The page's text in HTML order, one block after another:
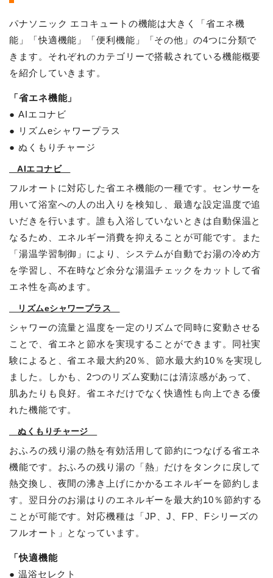
パナソニック エコキュートの機能は大きく「省エネ機
能」「快適機能」「便利機能」「その他」の4つに分類で
きます。それぞれのカテゴリーで搭載されている機能概要
を紹介していきます。
「省エネ機能」
● AIエコナビ
● リズムeシャワープラス
● ぬくもりチャージ
AIエコナビ
フルオートに対応した省エネ機能の一種です。センサーを
用いて浴室への人の出入りを検知し、最適な設定温度で追
いだきを行います。誰も入浴していないときは自動保温と
なるため、エネルギー消費を抑えることが可能です。また
「湯温学習制御」により、システムが自動でお湯の冷め方
を学習し、不在時など余分な湯温チェックをカットして省
エネ性を高めます。
リズムeシャワープラス
シャワーの流量と温度を一定のリズムで同時に変動させる
ことで、省エネと節水を実現することができます。同社実
験によると、省エネ最大約20％、節水最大約10％を実現し
ました。しかも、2つのリズム変動には清涼感があって、
肌あたりも良好。省エネだけでなく快適性も向上できる優
れた機能です。
ぬくもりチャージ
おふろの残り湯の熱を有効活用して節約につなげる省エネ
機能です。おふろの残り湯の「熱」だけをタンクに戻して
熱交換し、夜間の沸き上げにかかるエネルギーを節約しま
す。翌日分のお湯はりのエネルギーを最大約10％節約する
ことが可能です。対応機種は「JP、J、FP、Fシリーズの
フルオート」となっています。
「快適機能
● 温浴セレクト